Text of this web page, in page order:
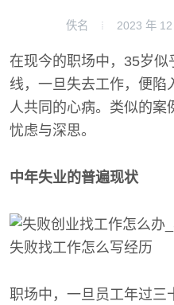
佚名 2023 年
在现今的职场中，35岁
线，一旦失去工作，便陷
人共同的心病。类似的案
忧虑与深思。
中年失业的普遍现状
职场中，一旦员工年过三